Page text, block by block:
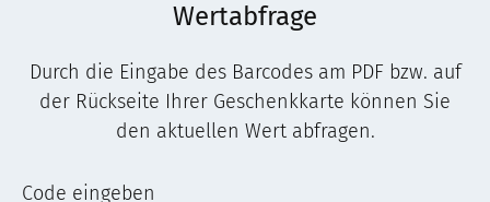
Wertabfrage
Durch die Eingabe des Barcodes am PDF bzw. auf
der Rückseite Ihrer Geschenkkarte können Sie
den aktuellen Wert abfragen.
Code eingeben